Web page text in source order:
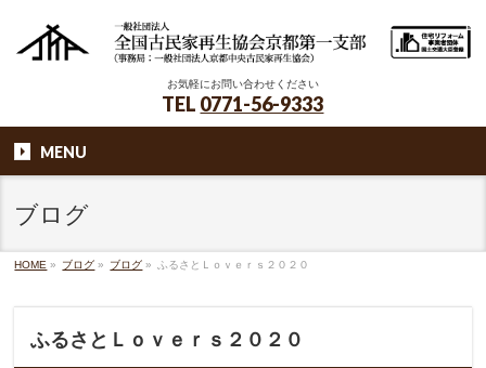
お気軽にお問い合わせください
TEL 0771-56-9333
MENU
ブログ
HOME » ブログ » ブログ » ふるさとＬｏｖｅｒｓ２０２０
ふるさとＬｏｖｅｒｓ２０２０